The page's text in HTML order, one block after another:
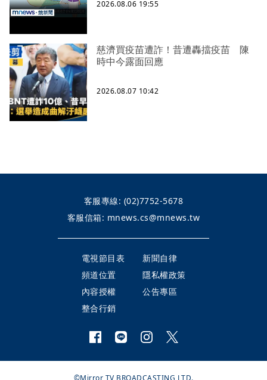
2026.08.06 19:55
慈濟買疫苗遭詐！昔遭轟擋疫苗 陳
時中今露面回應
2026.08.07 10:42
客服專線: (02)7752-5678
客服信箱: mnews.cs@mnews.tw
電視節目表
新聞自律
頻道位置
隱私權政策
內容授權
公告專區
整合行銷
©Mirror TV BROADCASTING LTD.